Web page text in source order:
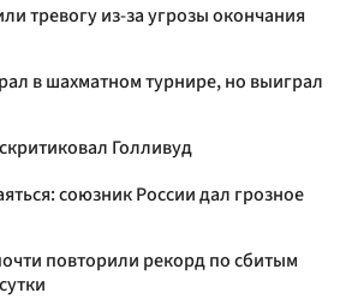
тревогу из-за угрозы окончания
в шахматном турнире, но выиграл
Голливуд
союзник России дал грозное
повторили рекорд по сбитым